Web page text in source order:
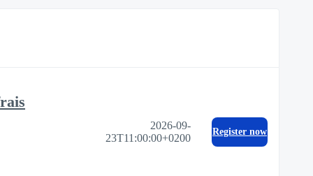
2026-09-
23T11:00:00+0200
Register now